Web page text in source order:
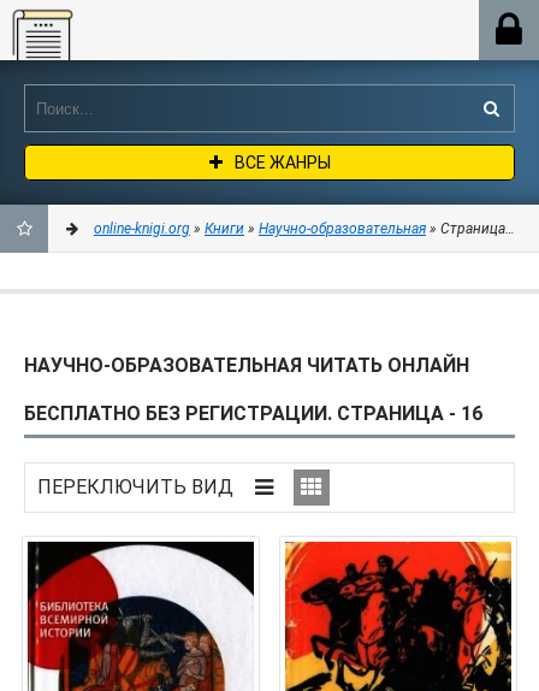
Online-knigi.org
ВСЕ ЖАНРЫ
ЗАКЛАДКИ
online-knigi.org » Книги » Научно-образовательная » Страница 16
НАУЧНО-ОБРАЗОВАТЕЛЬНАЯ ЧИТАТЬ ОНЛАЙН
БЕСПЛАТНО БЕЗ РЕГИСТРАЦИИ. СТРАНИЦА - 16